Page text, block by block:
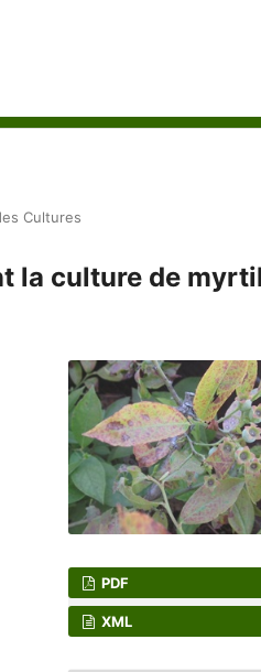
Cultures
la culture de
PDF
XML